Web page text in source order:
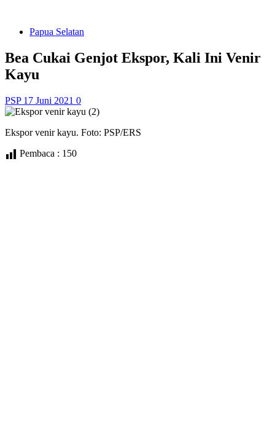
Papua Selatan
Bea Cukai Genjot Ekspor, Kali Ini Venir
Kayu
PSP 17 Juni 2021 0
Ekspor venir kayu. Foto: PSP/ERS
Pembaca : 150